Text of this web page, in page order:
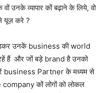
उनके व्यापार कों बढ़ाने के लिये, वो
यूज़ करे ?
उनकें business की world
हैं और जों बड़े brand है उनको
business Partner के मध्यम से
कों लोगों को लोकल